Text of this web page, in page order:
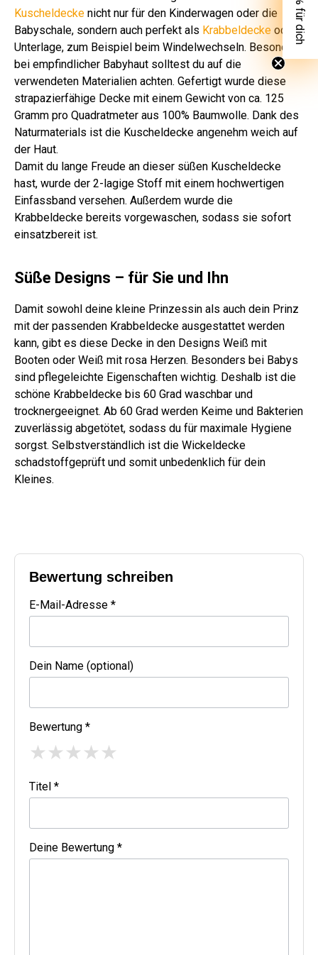
Kuscheldecke nicht nur für den Kinderwagen oder die
Babyschale, sondern auch perfekt als Krabbeldecke oder
Unterlage, zum Beispiel beim Windelwechseln. Besonders
bei empfindlicher Babyhaut solltest du auf die
verwendeten Materialien achten. Gefertigt wurde diese
strapazierfähige Decke mit einem Gewicht von ca. 125
Gramm pro Quadratmeter aus 100% Baumwolle. Dank des
Naturmaterials ist die Kuscheldecke angenehm weich auf
der Haut.
Damit du lange Freude an dieser süßen Kuscheldecke
hast, wurde der 2-lagige Stoff mit einem hochwertigen
Einfassband versehen. Außerdem wurde die
Krabbeldecke bereits vorgewaschen, sodass sie sofort
einsatzbereit ist.
Süße Designs – für Sie und Ihn
Damit sowohl deine kleine Prinzessin als auch dein Prinz
mit der passenden Krabbeldecke ausgestattet werden
kann, gibt es diese Decke in den Designs Weiß mit
Booten oder Weiß mit rosa Herzen. Besonders bei Babys
sind pflegeleichte Eigenschaften wichtig. Deshalb ist die
schöne Krabbeldecke bis 60 Grad waschbar und
trocknergeeignet. Ab 60 Grad werden Keime und Bakterien
zuverlässig abgetötet, sodass du für maximale Hygiene
sorgst. Selbstverständlich ist die Wickeldecke
schadstoffgeprüft und somit unbedenklich für dein
Kleines.
Bewertung schreiben
E-Mail-Adresse *
Dein Name (optional)
Bewertung *
★★★★★
Titel *
Deine Bewertung *